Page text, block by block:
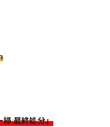
最終処分」